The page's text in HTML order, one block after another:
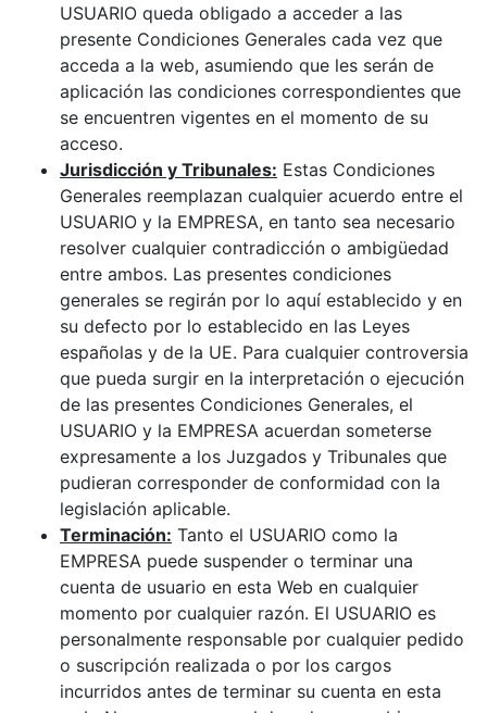
USUARIO queda obligado a acceder a las
presente Condiciones Generales cada vez que
acceda a la web, asumiendo que les serán de
aplicación las condiciones correspondientes que
se encuentren vigentes en el momento de su
acceso.
Jurisdicción y Tribunales: Estas Condiciones
Generales reemplazan cualquier acuerdo entre el
USUARIO y la EMPRESA, en tanto sea necesario
resolver cualquier contradicción o ambigüedad
entre ambos. Las presentes condiciones
generales se regirán por lo aquí establecido y en
su defecto por lo establecido en las Leyes
españolas y de la UE. Para cualquier controversia
que pueda surgir en la interpretación o ejecución
de las presentes Condiciones Generales, el
USUARIO y la EMPRESA acuerdan someterse
expresamente a los Juzgados y Tribunales que
pudieran corresponder de conformidad con la
legislación aplicable.
Terminación: Tanto el USUARIO como la
EMPRESA puede suspender o terminar una
cuenta de usuario en esta Web en cualquier
momento por cualquier razón. El USUARIO es
personalmente responsable por cualquier pedido
o suscripción realizada o por los cargos
incurridos antes de terminar su cuenta en esta